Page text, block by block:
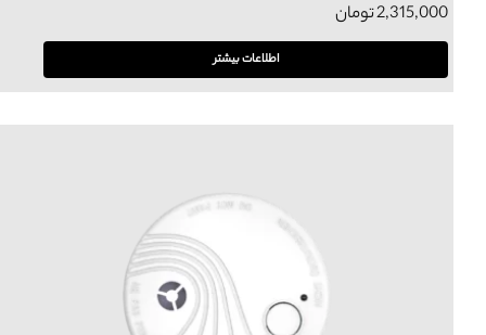
2,315,000تومان
اطلاعات بیشتر